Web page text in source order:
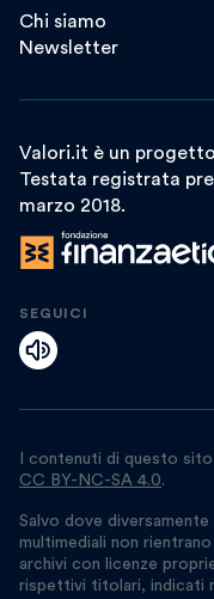
Chi siamo
Newsletter
Valori.it è un
Testata registrata
marzo 2018.
SEGUICI
I contenuti di questo
CC BY-NC-SA 4.0.
Salvo dove
multimediali non
archivi con licenze
rispettivi titolari, indicati